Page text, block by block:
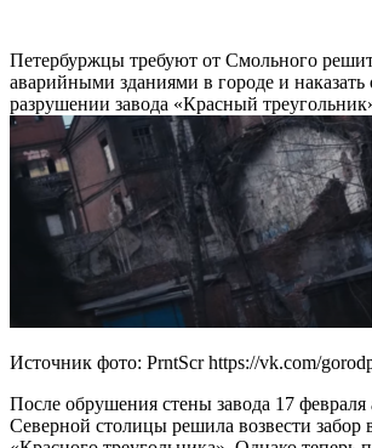
Петербуржцы требуют от Смольного
аварийными зданиями в городе и наказать
разрушении завода «Красный
Источник фото: PrntScr https://vk.com/
После обрушения стены завода 17
Северной столицы решила возвести забор